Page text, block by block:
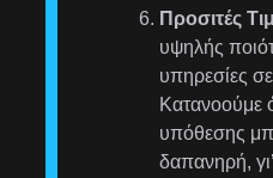
Προσιτές
υψηλής
υπηρεσίες
Κατανοούμε
υπόθεσης
δαπανηρή,